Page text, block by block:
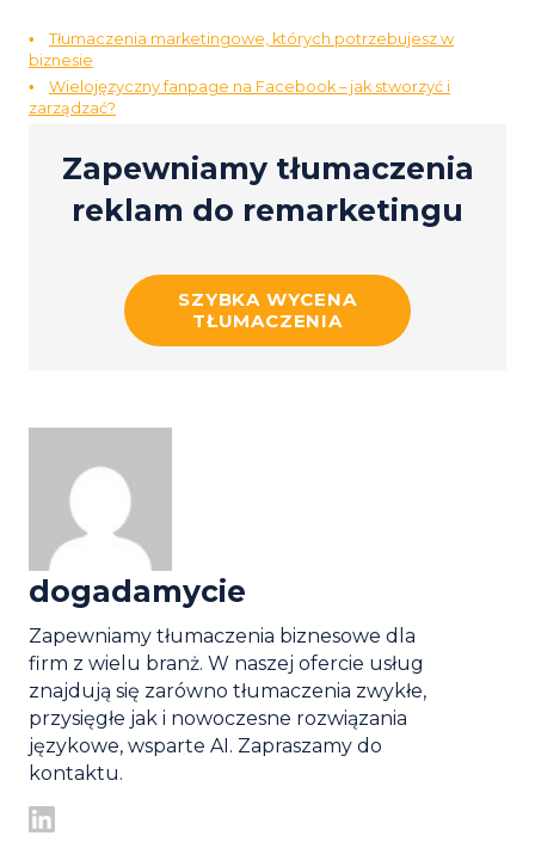
Tłumaczenia marketingowe, których potrzebujesz w
biznesie
Wielojęzyczny fanpage na Facebook – jak stworzyć i
zarządzać?
Zapewniamy tłumaczenia
reklam do remarketingu
SZYBKA WYCENA
TŁUMACZENIA
dogadamycie
Zapewniamy tłumaczenia biznesowe dla
firm z wielu branż. W naszej ofercie usług
znajdują się zarówno tłumaczenia zwykłe,
przysięgłe jak i nowoczesne rozwiązania
językowe, wsparte AI. Zapraszamy do
kontaktu.